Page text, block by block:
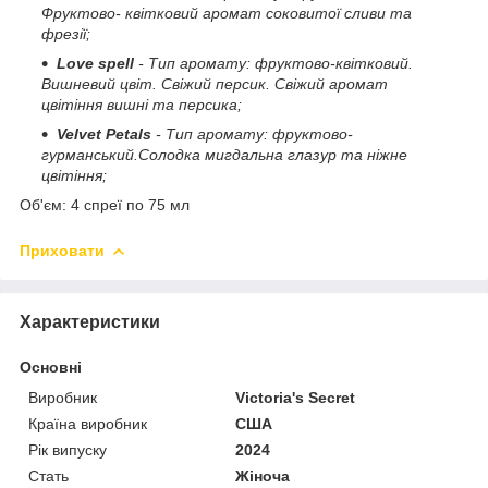
Фруктово- квітковий аромат соковитої сливи та
фрезії;
Love spell - Тип аромату: фруктово-квітковий.
Вишневий цвіт. Свіжий персик. Свіжий аромат
цвітіння вишні та персика;
Velvet Petals - Тип аромату: фруктово-
гурманський.Солодка мигдальна глазур та ніжне
цвітіння;
Об'єм: 4 спреї по 75 мл
Приховати
Характеристики
Основні
Виробник
Victoria's Secret
Країна виробник
США
Рік випуску
2024
Стать
Жіноча